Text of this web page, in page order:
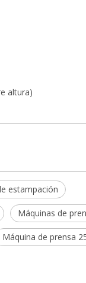
altura)
estampación
Máquinas de
Máquina de prensa